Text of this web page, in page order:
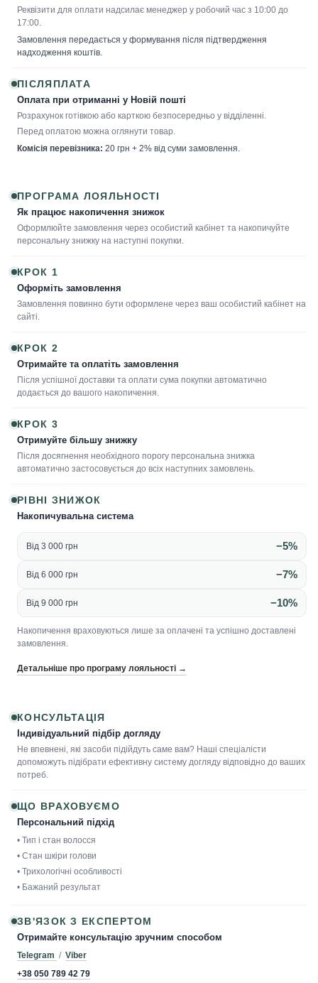
Реквізити для оплати надсилає менеджер у робочий час з 10:00 до
17:00.
Замовлення передається у формування після підтвердження
надходження коштів.
ПІСЛЯПЛАТА
Оплата при отриманні у Новій пошті
Розрахунок готівкою або карткою безпосередньо у відділенні.
Перед оплатою можна оглянути товар.
Комісія перевізника: 20 грн + 2% від суми замовлення.
ПРОГРАМА ЛОЯЛЬНОСТІ
Як працює накопичення знижок
Оформлюйте замовлення через особистий кабінет та накопичуйте
персональну знижку на наступні покупки.
КРОК 1
Оформіть замовлення
Замовлення повинно бути оформлене через ваш особистий кабінет на
сайті.
КРОК 2
Отримайте та оплатіть замовлення
Після успішної доставки та оплати сума покупки автоматично
додається до вашого накопичення.
КРОК 3
Отримуйте більшу знижку
Після досягнення необхідного порогу персональна знижка
автоматично застосовується до всіх наступних замовлень.
РІВНІ ЗНИЖОК
Накопичувальна система
Від 3 000 грн −5%
Від 6 000 грн −7%
Від 9 000 грн −10%
Накопичення враховуються лише за оплачені та успішно доставлені
замовлення.
Детальніше про програму лояльності →
КОНСУЛЬТАЦІЯ
Індивідуальний підбір догляду
Не впевнені, які засоби підійдуть саме вам? Наші спеціалісти
допоможуть підібрати ефективну систему догляду відповідно до ваших
потреб.
ЩО ВРАХОВУЄМО
Персональний підхід
• Тип і стан волосся
• Стан шкіри голови
• Трихологічні особливості
• Бажаний результат
ЗВ'ЯЗОК З ЕКСПЕРТОМ
Отримайте консультацію зручним способом
Telegram / Viber
+38 050 789 42 79